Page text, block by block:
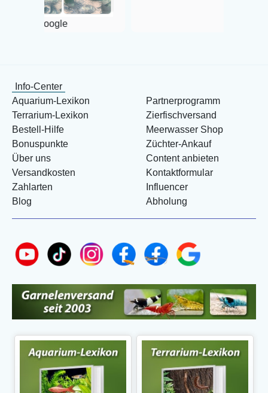
Info-Center
Aquarium-Lexikon
Terrarium-Lexikon
Bestell-Hilfe
Bonuspunkte
Über uns
Versandkosten
Zahlarten
Blog
Partnerprogramm
Zierfischversand
Meerwasser Shop
Züchter-Ankauf
Content anbieten
Kontaktformular
Influencer
Abholung